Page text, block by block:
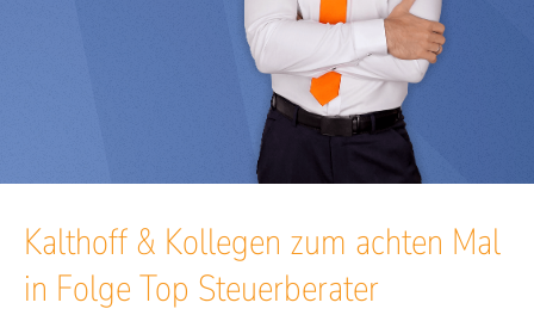
Kalthoff & Kollegen zum achten Mal
in Folge Top Steuerberater